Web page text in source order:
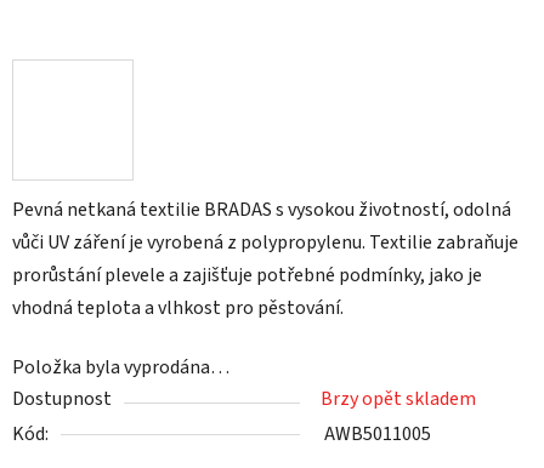
Pevná netkaná textilie BRADAS s vysokou životností, odolná
vůči UV záření je vyrobená z polypropylenu. Textilie zabraňuje
prorůstání plevele a zajišťuje potřebné podmínky, jako je
vhodná teplota a vlhkost pro pěstování.
Položka byla vyprodána…
Dostupnost
Brzy opět skladem
Kód:
AWB5011005